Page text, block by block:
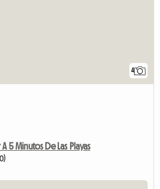
4
5 Minutos De Las Playas